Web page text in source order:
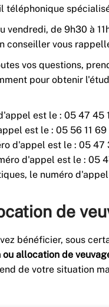
téléphonique
de 9h30 à
conseiller vous
vos questions,
pour obtenir
est le : 05 47 45
est le : 05 56 11 69
d'appel est le : 05 47
d'appel est le : 05
le numéro
de
bénéficier, sous
allocation de
de votre situation